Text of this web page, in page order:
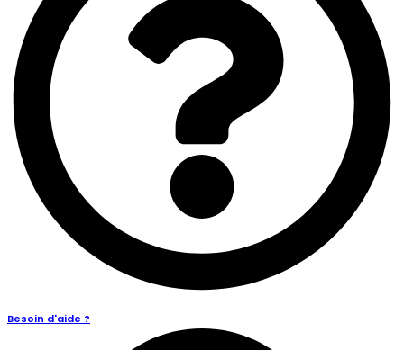
Besoin d'aide ?